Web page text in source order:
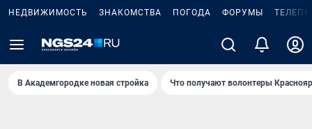
НЕДВИЖИМОСТЬ ЗНАКОМСТВА ПОГОДА ФОРУМЫ
В Академгородке новая стройка Что получают волонтеры